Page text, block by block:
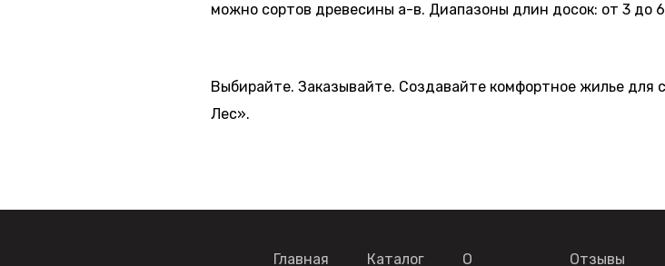
можно сортов древесины а-в. Диапазоны длин досок: от 3 до
Выбирайте. Заказывайте. Создавайте комфортное жилье для
Лес».
Главная Каталог О Отзывы